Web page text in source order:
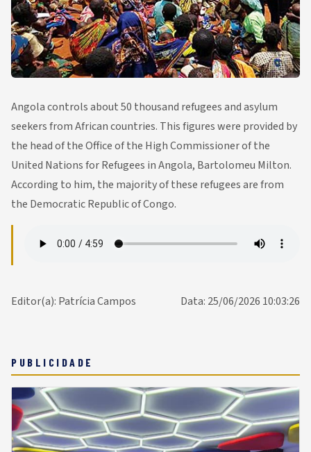
Angola controls about 50 thousand refugees and asylum
seekers from African countries. This figures were provided by
the head of the Office of the High Commissioner of the
United Nations for Refugees in Angola, Bartolomeu Milton.
According to him, the majority of these refugees are from
the Democratic Republic of Congo.
Data: 25/06/2026 10:03:26
Editor(a): Patrícia Campos
PUBLICIDADE